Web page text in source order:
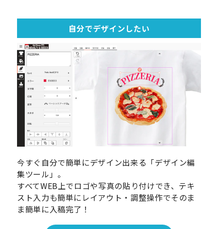
自分でデザインしたい
今すぐ自分で簡単にデザイン出来る「デザイン編
集ツール」。
すべてWEB上でロゴや写真の貼り付けでき、テキ
スト入力も簡単にレイアウト・調整操作でそのま
ま簡単に入稿完了！